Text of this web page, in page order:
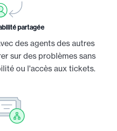
partagée
des agents des autres
sur des problèmes sans
ou l'accès aux tickets.